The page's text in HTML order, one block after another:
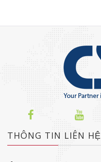
THÔNG TIN LIÊN HỆ